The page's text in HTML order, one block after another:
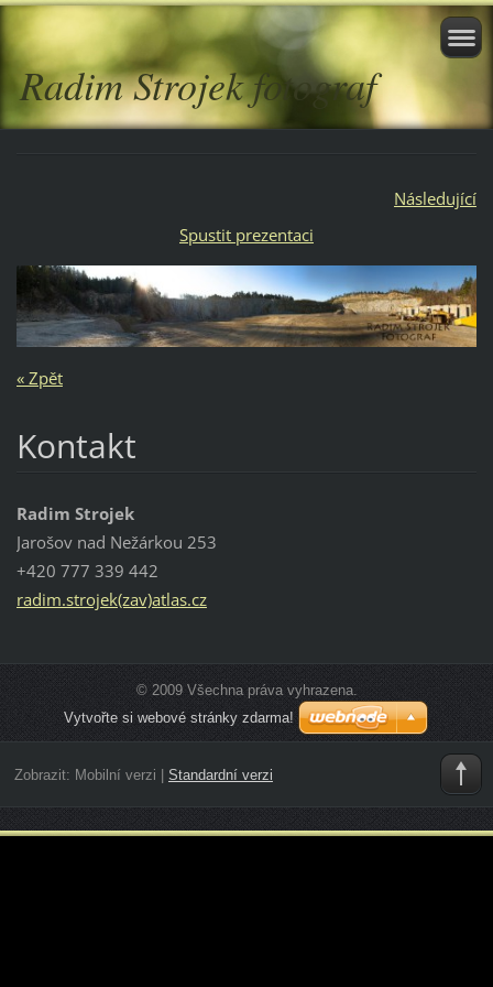
Radim Strojek fotograf
Následující
Spustit prezentaci
« Zpět
Kontakt
Radim Strojek
Jarošov nad Nežárkou 253
+420 777 339 442
radim.strojek(zav)atlas.cz
© 2009 Všechna práva vyhrazena.
Vytvořte si webové stránky zdarma!
Zobrazit: Mobilní verzi Standardní verzi